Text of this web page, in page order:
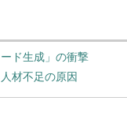
ド生成」の衝撃
材不足の原因